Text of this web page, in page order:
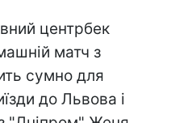
центрбек
матч з
сумно для
до Львова і